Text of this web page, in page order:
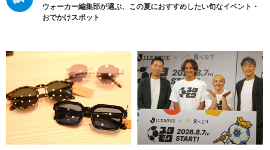
ウォーカー編集部が選ぶ、この夏におすすめしたい旬なイベント・
おでかけスポット